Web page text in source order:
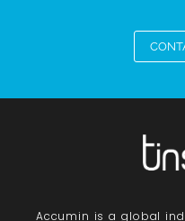
Accumin is a global